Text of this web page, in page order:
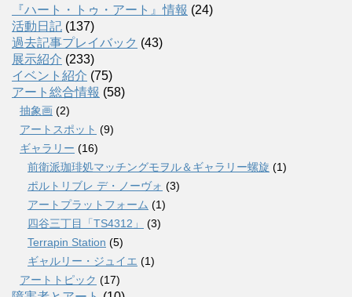
『ハート・トゥ・アート』情報 (24)
活動日記 (137)
過去記事プレイバック (43)
展示紹介 (233)
イベント紹介 (75)
アート総合情報 (58)
抽象画 (2)
アートスポット (9)
ギャラリー (16)
前衛派珈琲処マッチングモヲル＆ギャラリー螺旋 (1)
ポルトリブレ デ・ノーヴォ (3)
アートプラットフォーム (1)
四谷三丁目「TS4312」
(3)
Terrapin Station (5)
ギャルリー・ジュイエ (1)
アートトピック (17)